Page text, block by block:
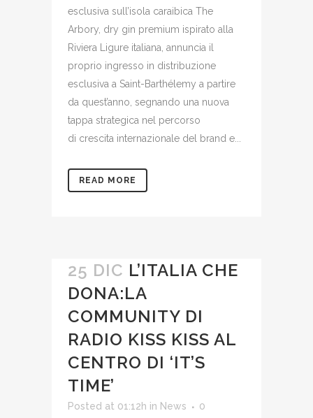
esclusiva sull’isola caraibica The
Arbory, dry gin premium ispirato alla
Riviera Ligure italiana, annuncia il
proprio ingresso in distribuzione
esclusiva a Saint-Barthélemy a partire
da quest’anno, segnando una nuova
tappa strategica nel percorso
di crescita internazionale del brand e...
READ MORE
25 DIC L’ITALIA CHE
DONA:LA
COMMUNITY DI
RADIO KISS KISS AL
CENTRO DI ‘IT’S
TIME’
Posted at 01:12h in News
0